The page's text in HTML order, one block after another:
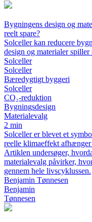
Bygningens design og
reelt spare?
Solceller kan reducere
design og materialer spiller
Solceller
Solceller
Bæredygtigt byggeri
Solceller
CO₂-reduktion
Bygningsdesign
Materialevalg
2 min
Solceller er blevet et
reelle klimaeffekt afhænger
Artiklen undersøger,
materialevalg påvirker,
gennem hele livscyklussen.
Benjamin Tønnesen
Benjamin
Tønnesen